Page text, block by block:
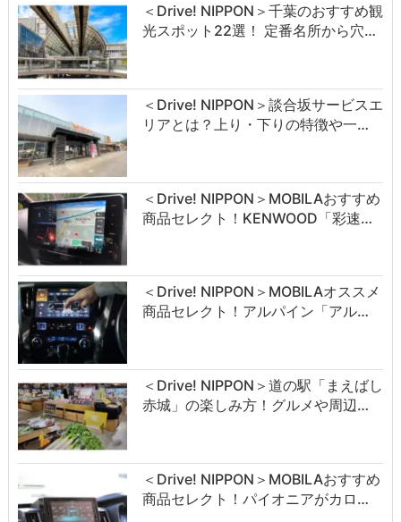
＜Drive! NIPPON＞千葉のおすすめ観
光スポット22選！ 定番名所から穴…
＜Drive! NIPPON＞談合坂サービスエ
リアとは？上り・下りの特徴や一…
＜Drive! NIPPON＞MOBILAおすすめ
商品セレクト！KENWOOD「彩速…
＜Drive! NIPPON＞MOBILAオススメ
商品セレクト！アルパイン「アル…
＜Drive! NIPPON＞道の駅「まえばし
赤城」の楽しみ方！グルメや周辺…
＜Drive! NIPPON＞MOBILAおすすめ
商品セレクト！パイオニアがカロ…